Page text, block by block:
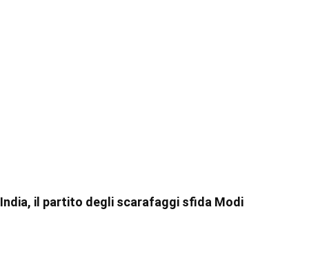
India, il partito degli scarafaggi sfida Modi